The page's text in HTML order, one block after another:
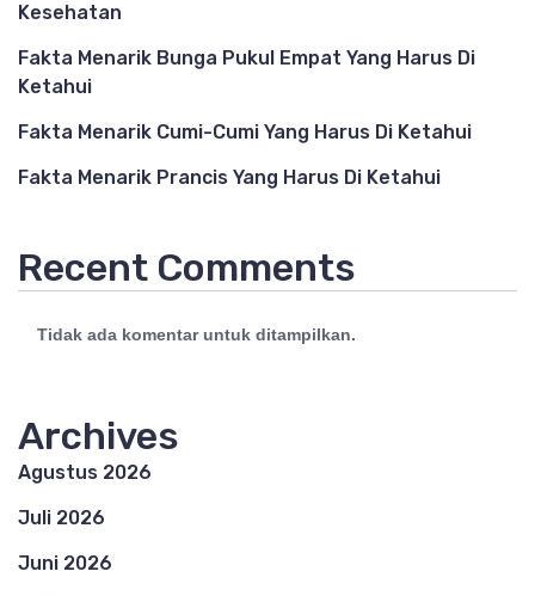
Kesehatan
Fakta Menarik Bunga Pukul Empat Yang Harus Di
Ketahui
Fakta Menarik Cumi-Cumi Yang Harus Di Ketahui
Fakta Menarik Prancis Yang Harus Di Ketahui
Recent Comments
Tidak ada komentar untuk ditampilkan.
Archives
Agustus 2026
Juli 2026
Juni 2026